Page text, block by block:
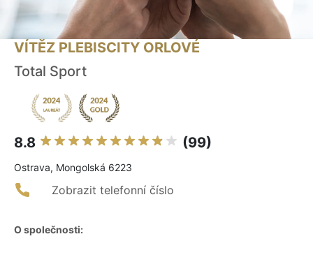
VÍTĚZ PLEBISCITY ORLOVÉ
Total Sport
8.8 (99)
Ostrava, Mongolská 6223
Zobrazit telefonní číslo
O společnosti: